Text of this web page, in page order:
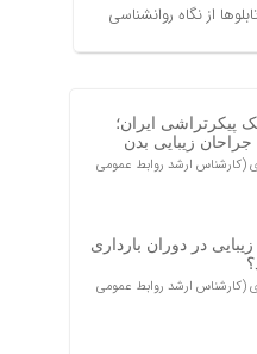
از نگاه روانشناسی
پیکرتراشی ایران؛
زیبایی بدن
(کارشناس ارشد روابط عمومی
در دوران بارداری
(کارشناس ارشد روابط عمومی